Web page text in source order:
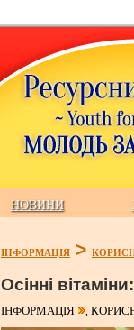
НОВИНИ
ІНФОРМАЦІЯ >
Осінні
ІНФОРМАЦІЯ ,